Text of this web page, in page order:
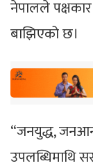
नेपालले पक्षकार
बाझिएको छ।
“जनयुद्ध,
उपलब्धिमाथि